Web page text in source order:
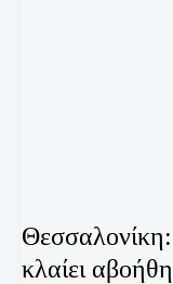
Θεσσαλονίκη:
κλαίει